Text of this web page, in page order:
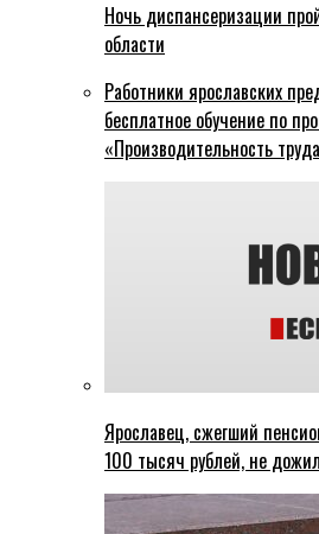
Ночь диспансеризации
области
Работники ярославских
бесплатное обучение по
«Производительность
Ярославец, сжегший
100 тысяч рублей, не